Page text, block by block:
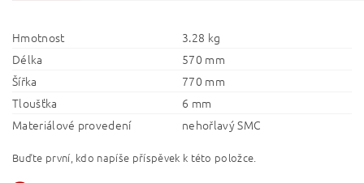
Hmotnost
3.28 kg
Délka
570 mm
Šířka
770 mm
Tloušťka
6 mm
Materiálové provedení
nehořlavý SMC
Buďte první, kdo napíše příspěvek k této položce.